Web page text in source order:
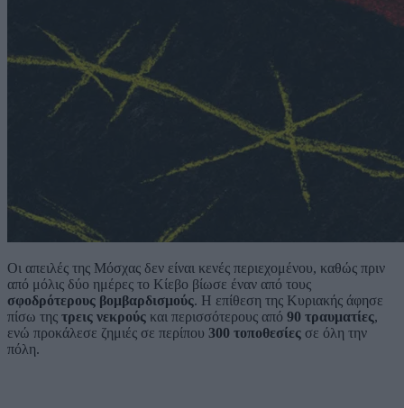
Οι απειλές της Μόσχας δεν είναι κενές περιεχομένου, καθώς πριν
από μόλις δύο ημέρες το Κίεβο βίωσε έναν από τους
σφοδρότερους βομβαρδισμούς. Η επίθεση της Κυριακής άφησε
πίσω της τρεις νεκρούς και περισσότερους από 90 τραυματίες,
ενώ προκάλεσε ζημιές σε περίπου 300 τοποθεσίες σε όλη την
πόλη.